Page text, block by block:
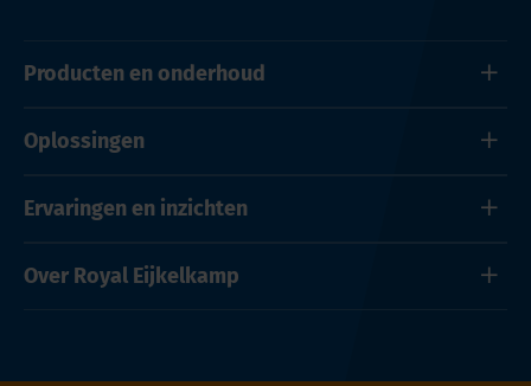
Producten en onderhoud
Oplossingen
Ervaringen en inzichten
Over Royal Eijkelkamp